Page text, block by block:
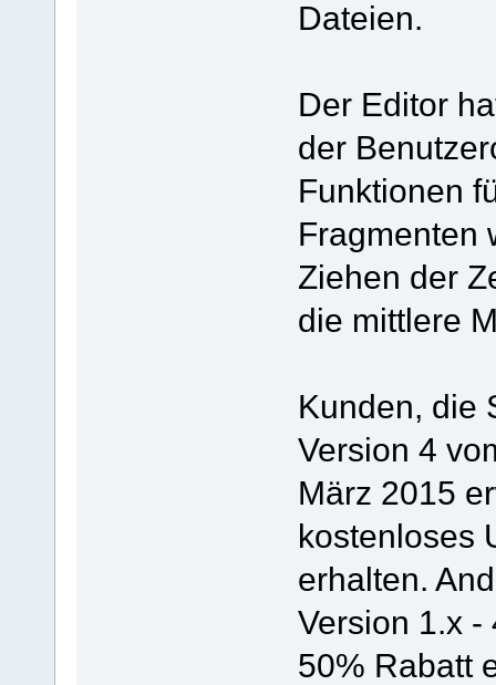
Dateien.
Der Editor
der
Funktionen
Fragmenten
Ziehen der
die mittlere
Kunden, die
Version 4
März 2015
kostenloses
erhalten.
Version 1.x -
50% Rabatt